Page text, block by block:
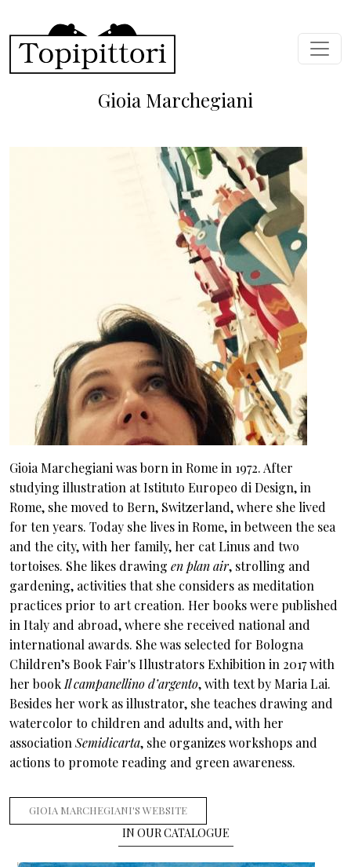
Gioia Marchegiani
Gioia Marchegiani was born in Rome in 1972. After
studying illustration at Istituto Europeo di Design, in
Rome, she moved to Bern, Switzerland, where she lived
for ten years. Today she lives in Rome, in between the sea
and the city, with her family, her cat Linus and two
tortoises. She likes drawing en plan air, strolling and
gardening, activities that she considers as meditation
practices prior to art creation. Her books were published
in Italy and abroad, where she received national and
international awards. She was selected for Bologna
Children’s Book Fair's Illustrators Exhibition in 2017 with
her book Il campanellino d’argento, with text by Maria Lai.
Besides her work as illustrator, she teaches drawing and
watercolor to children and adults and, with her
association Semidicarta, she organizes workshops and
actions to promote reading and green awareness.
GIOIA MARCHEGIANI'S WEBSITE
IN OUR CATALOGUE